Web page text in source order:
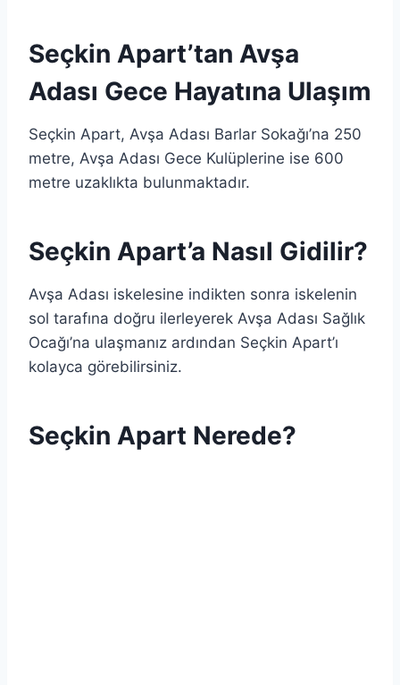
Seçkin Apart’tan Avşa
Adası Gece Hayatına Ulaşım
Seçkin Apart, Avşa Adası Barlar Sokağı’na 250
metre, Avşa Adası Gece Kulüplerine ise 600
metre uzaklıkta bulunmaktadır.
Seçkin Apart’a Nasıl Gidilir?
Avşa Adası iskelesine indikten sonra iskelenin
sol tarafına doğru ilerleyerek Avşa Adası Sağlık
Ocağı’na ulaşmanız ardından Seçkin Apart’ı
kolayca görebilirsiniz.
Seçkin Apart Nerede?